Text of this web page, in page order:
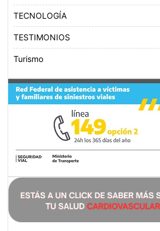
TECNOLOGÍA
TESTIMONIOS
Turismo